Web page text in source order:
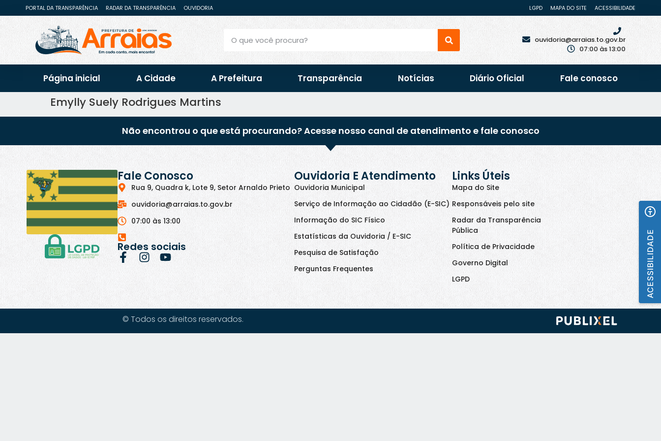
PORTAL DA TRANSPARÊNCIA RADAR DA TRANSPARÊNCIA OUVIDORIA LGPD MAPA DO SITE ACESSIBILIDADE
ouvidoria@arraias.to.gov.br
07:00 às 13:00
Página inicial A Cidade A Prefeitura Transparência Notícias Diário Oficial Fale conosco
Emylly Suely Rodrigues Martins
Não encontrou o que está procurando? Acesse nosso canal de atendimento e fale conosco
Fale Conosco
Rua 9, Quadra k, Lote 9, Setor Arnaldo Prieto
ouvidoria@arraias.to.gov.br
07:00 às 13:00
Redes sociais
Ouvidoria E Atendimento
Ouvidoria Municipal
Serviço de Informação ao Cidadão (E-SIC)
Informação do SIC Físico
Estatísticas da Ouvidoria / E-SIC
Pesquisa de Satisfação
Perguntas Frequentes
Links Úteis
Mapa do Site
Responsáveis pelo site
Radar da Transparência
Pública
Política de Privacidade
Governo Digital
LGPD
© Todos os direitos reservados.
ACESSIBILIDADE